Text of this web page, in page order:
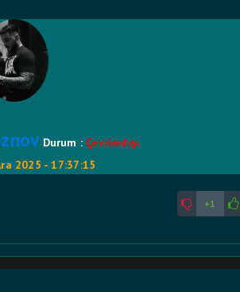
Durum : Çevrimdışı
2025 - 17:37:15
+1